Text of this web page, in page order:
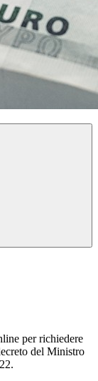
per richiedere
del Ministro